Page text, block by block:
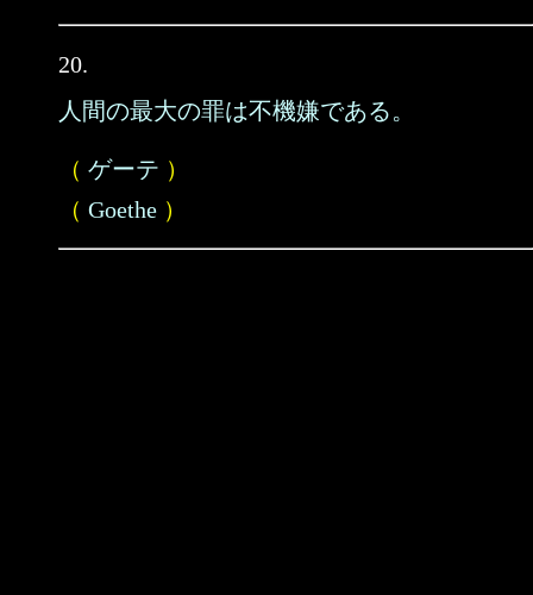
20.
人間の最大の罪は不機嫌である。
（ ゲーテ ）
（ Goethe ）